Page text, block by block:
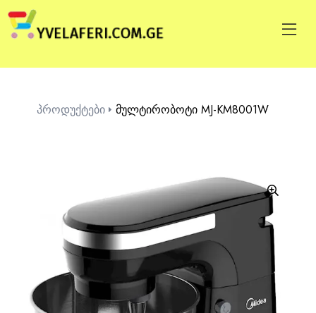
პროდუქტები მულტირობოტი MJ-KM8001W